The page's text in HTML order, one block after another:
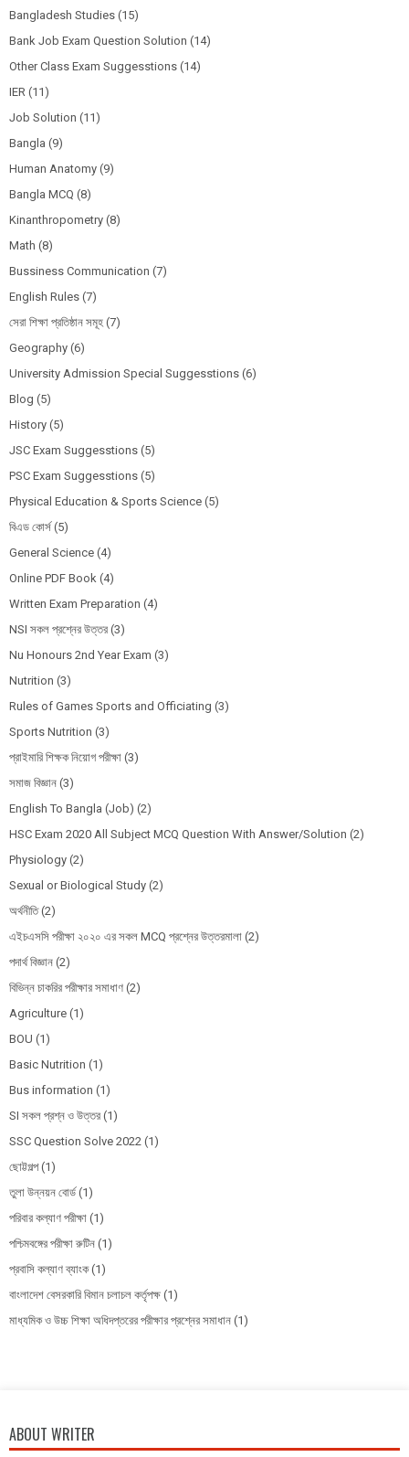
Bangladesh Studies (15)
Bank Job Exam Question Solution (14)
Other Class Exam Suggesstions (14)
IER (11)
Job Solution (11)
Bangla (9)
Human Anatomy (9)
Bangla MCQ (8)
Kinanthropometry (8)
Math (8)
Bussiness Communication (7)
English Rules (7)
সেরা শিক্ষা প্রতিষ্ঠান সমূহ (7)
Geography (6)
University Admission Special Suggesstions (6)
Blog (5)
History (5)
JSC Exam Suggesstions (5)
PSC Exam Suggesstions (5)
Physical Education & Sports Science (5)
বিএড কোর্স (5)
General Science (4)
Online PDF Book (4)
Written Exam Preparation (4)
NSI সকল প্রশ্নের উত্তর (3)
Nu Honours 2nd Year Exam (3)
Nutrition (3)
Rules of Games Sports and Officiating (3)
Sports Nutrition (3)
প্রাইমারি শিক্ষক নিয়োগ পরীক্ষা (3)
সমাজ বিজ্ঞান (3)
English To Bangla (Job) (2)
HSC Exam 2020 All Subject MCQ Question With Answer/Solution (2)
Physiology (2)
Sexual or Biological Study (2)
অর্থনীতি (2)
এইচএসসি পরীক্ষা ২০২০ এর সকল MCQ প্রশ্নের উত্তরমালা (2)
পদার্থ বিজ্ঞান (2)
বিভিন্ন চাকরির পরীক্ষার সমাধাণ (2)
Agriculture (1)
BOU (1)
Basic Nutrition (1)
Bus information (1)
SI সকল প্রশ্ন ও উত্তর (1)
SSC Question Solve 2022 (1)
ছোট্টগল্প (1)
তুলা উন্নয়ন বোর্ড (1)
পরিবার কল্যাণ পরীক্ষা (1)
পশ্চিমবঙ্গের পরীক্ষা রুটিন (1)
প্রবাসি কল্যাণ ব্যাংক (1)
বাংলাদেশ বেসরকারি বিমান চলাচল কর্তৃপক্ষ (1)
মাধ্যমিক ও উচ্চ শিক্ষা অধিদপ্তরের পরীক্ষার প্রশ্নের সমাধান (1)
ABOUT WRITER